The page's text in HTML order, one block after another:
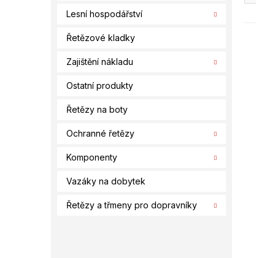
Lesní hospodářství
Řetězové kladky
Zajištění nákladu
Ostatní produkty
Řetězy na boty
Ochranné řetězy
Komponenty
Vazáky na dobytek
Řetězy a třmeny pro dopravníky